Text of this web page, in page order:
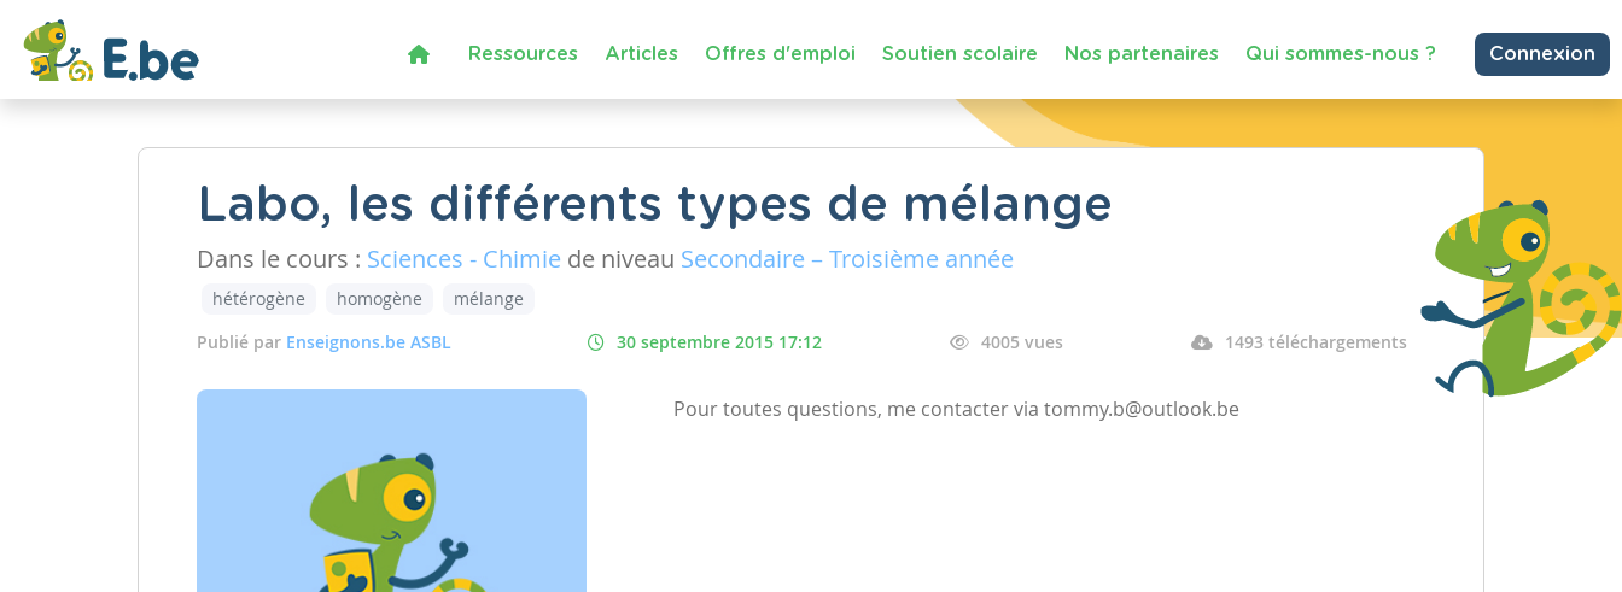
Ressources Articles Offres d'emploi Soutien scolaire Nos partenaires Qui sommes-nous ? Connexion
Labo, les différents types de mélange
Dans le cours : Sciences - Chimie de niveau Secondaire – Troisième année
hétérogène homogène
mélange
Publié par Enseignons.be ASBL 30 septembre 2015 17:12 4005 vues 1493 téléchargements
Pour toutes questions, me contacter via tommy.b@outlook.be